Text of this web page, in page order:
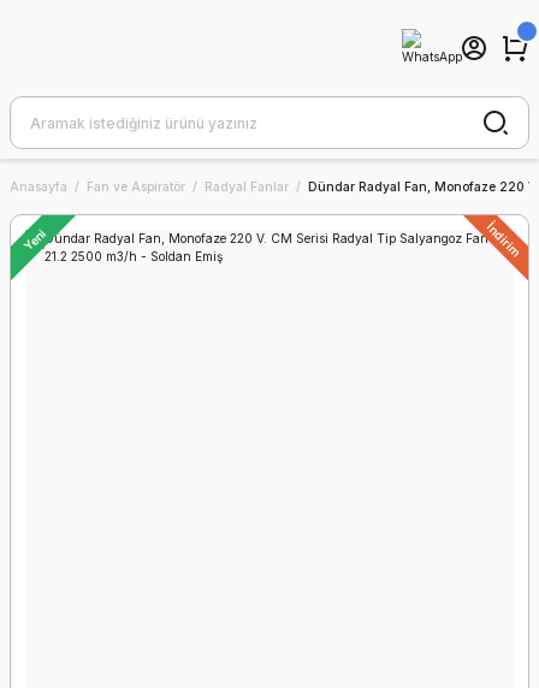
Anasayfa Fan ve Aspiratör Radyal Fanlar Dündar Radyal Fan, Monofaze 220
Yeni İndirim